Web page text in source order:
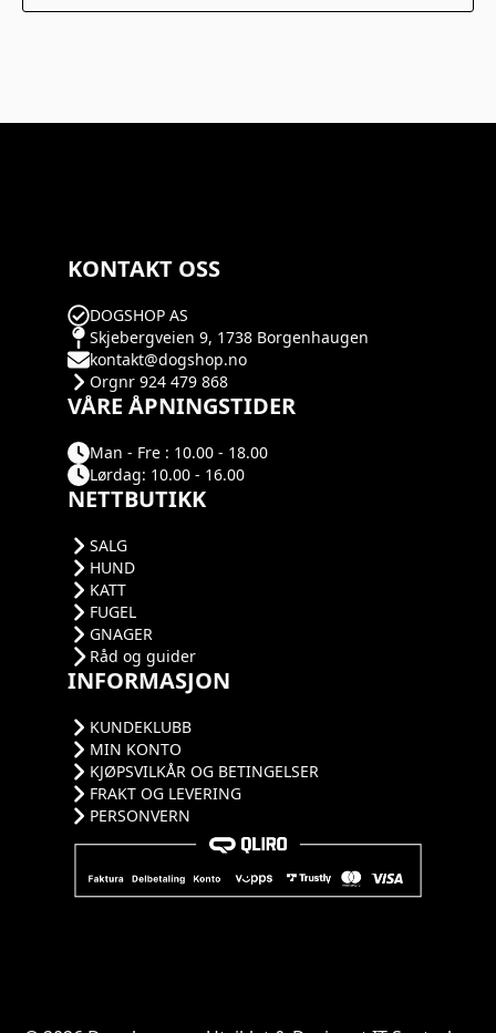
KONTAKT OSS
DOGSHOP AS
Skjebergveien 9, 1738 Borgenhaugen
kontakt@dogshop.no
Orgnr 924 479 868
VÅRE ÅPNINGSTIDER
Man - Fre : 10.00 - 18.00
Lørdag: 10.00 - 16.00
NETTBUTIKK
SALG
HUND
KATT
FUGEL
GNAGER
Råd og guider
INFORMASJON
KUNDEKLUBB
MIN KONTO
KJØPSVILKÅR OG BETINGELSER
FRAKT OG LEVERING
PERSONVERN